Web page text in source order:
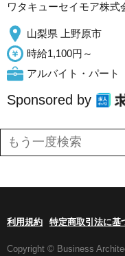
ワタキューセイモア株式
山梨県 上野原市
時給1,100円～
アルバイト・パート
Sponsored by
利用規約 特定商取引法に基
Copyright © Business